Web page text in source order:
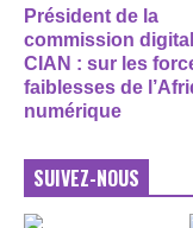
Président de la
commission
CIAN : sur les
faiblesses de
numérique
SUIVEZ-NOUS